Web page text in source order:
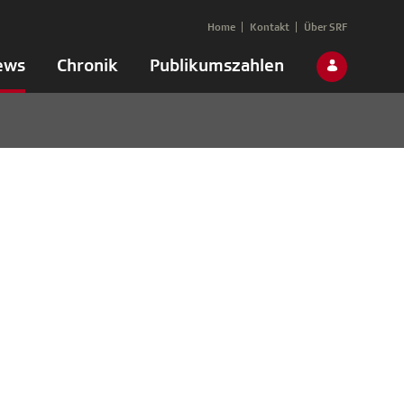
Chronik Publikumszahlen
Home Kontakt Über SRF